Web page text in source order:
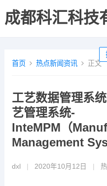
成都科汇科技
首页 热点新闻资讯 正文
工艺数据管理系
艺管理系统-
InteMPM（
Management
dxl 2020年10月12日